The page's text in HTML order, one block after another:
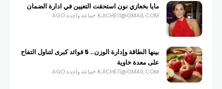
مايا بخعازي نون استحقت التعيين في ادارة الضمان
KJICHE11@GMAIL.COM ساعة واحدة AGO
بينها الطاقة وإدارة الوزن.. 5 فوائد كبرى لتناول التفاح
على معدة خاوية
KJICHE11@GMAIL.COM ساعة واحدة AGO